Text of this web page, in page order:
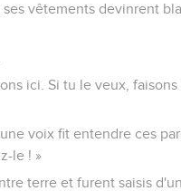
vêtements devinrent
ici. Si tu le veux,
voix fit entendre ces
le ! »
terre et furent saisis